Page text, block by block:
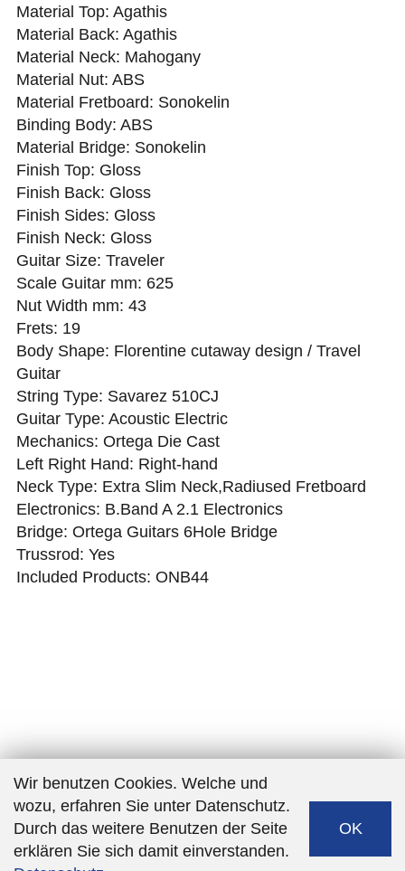
Material Top: Agathis
Material Back: Agathis
Material Neck: Mahogany
Material Nut: ABS
Material Fretboard: Sonokelin
Binding Body: ABS
Material Bridge: Sonokelin
Finish Top: Gloss
Finish Back: Gloss
Finish Sides: Gloss
Finish Neck: Gloss
Guitar Size: Traveler
Scale Guitar mm: 625
Nut Width mm: 43
Frets: 19
Body Shape: Florentine cutaway design / Travel
Guitar
String Type: Savarez 510CJ
Guitar Type: Acoustic Electric
Mechanics: Ortega Die Cast
Left Right Hand: Right-hand
Neck Type: Extra Slim Neck,Radiused Fretboard
Electronics: B.Band A 2.1 Electronics
Bridge: Ortega Guitars 6Hole Bridge
Trussrod: Yes
Included Products: ONB44
Wir benutzen Cookies. Welche und
wozu, erfahren Sie unter Datenschutz.
Durch das weitere Benutzen der Seite
erklären Sie sich damit einverstanden.
OK